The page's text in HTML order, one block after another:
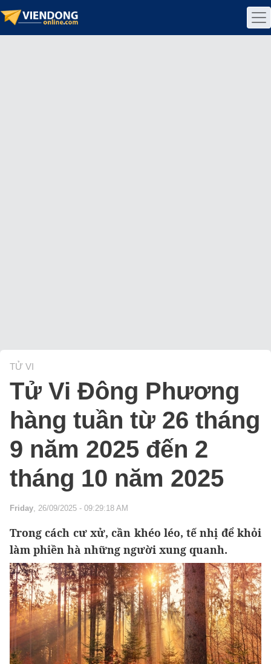
TỬ VI
Tử Vi Đông Phương
hàng tuần từ 26 tháng
9 năm 2025 đến 2
tháng 10 năm 2025
Friday, 26/09/2025 - 09:29:18 AM
Trong cách cư xử, cần khéo léo, tế nhị để khỏi
làm phiền hà những người xung quanh.